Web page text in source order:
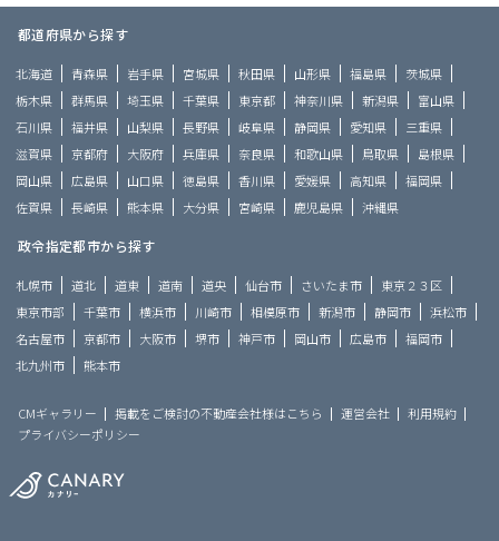
都道府県から探す
北海道 青森県 岩手県 宮城県 秋田県 山形県 福島県
茨城県
栃木県
群馬県 埼玉県 千葉県 東京都 神奈川県 新潟県
富山県
石川県
福井県 山梨県 長野県 岐阜県 静岡県 愛知県
三重県
滋賀県
京都府 大阪府 兵庫県 奈良県 和歌山県 鳥取県
島根県
岡山県
広島県 山口県 徳島県 香川県 愛媛県 高知県
福岡県
佐賀県
長崎県 熊本県 大分県 宮崎県 鹿児島県 沖縄県
政令指定都市から探す
札幌市 道北 道東 道南 道央 仙台市 さいたま市
東京２３区
東京市部
千葉市 横浜市 川崎市 相模原市 新潟市 静岡市
浜松市
名古屋市
京都市 大阪市 堺市 神戸市 岡山市 広島市
福岡市
北九州市
熊本市
CMギャラリー 掲載をご検討の不動産会社様はこちら 運営会社
利用規約
プライバシーポリシー